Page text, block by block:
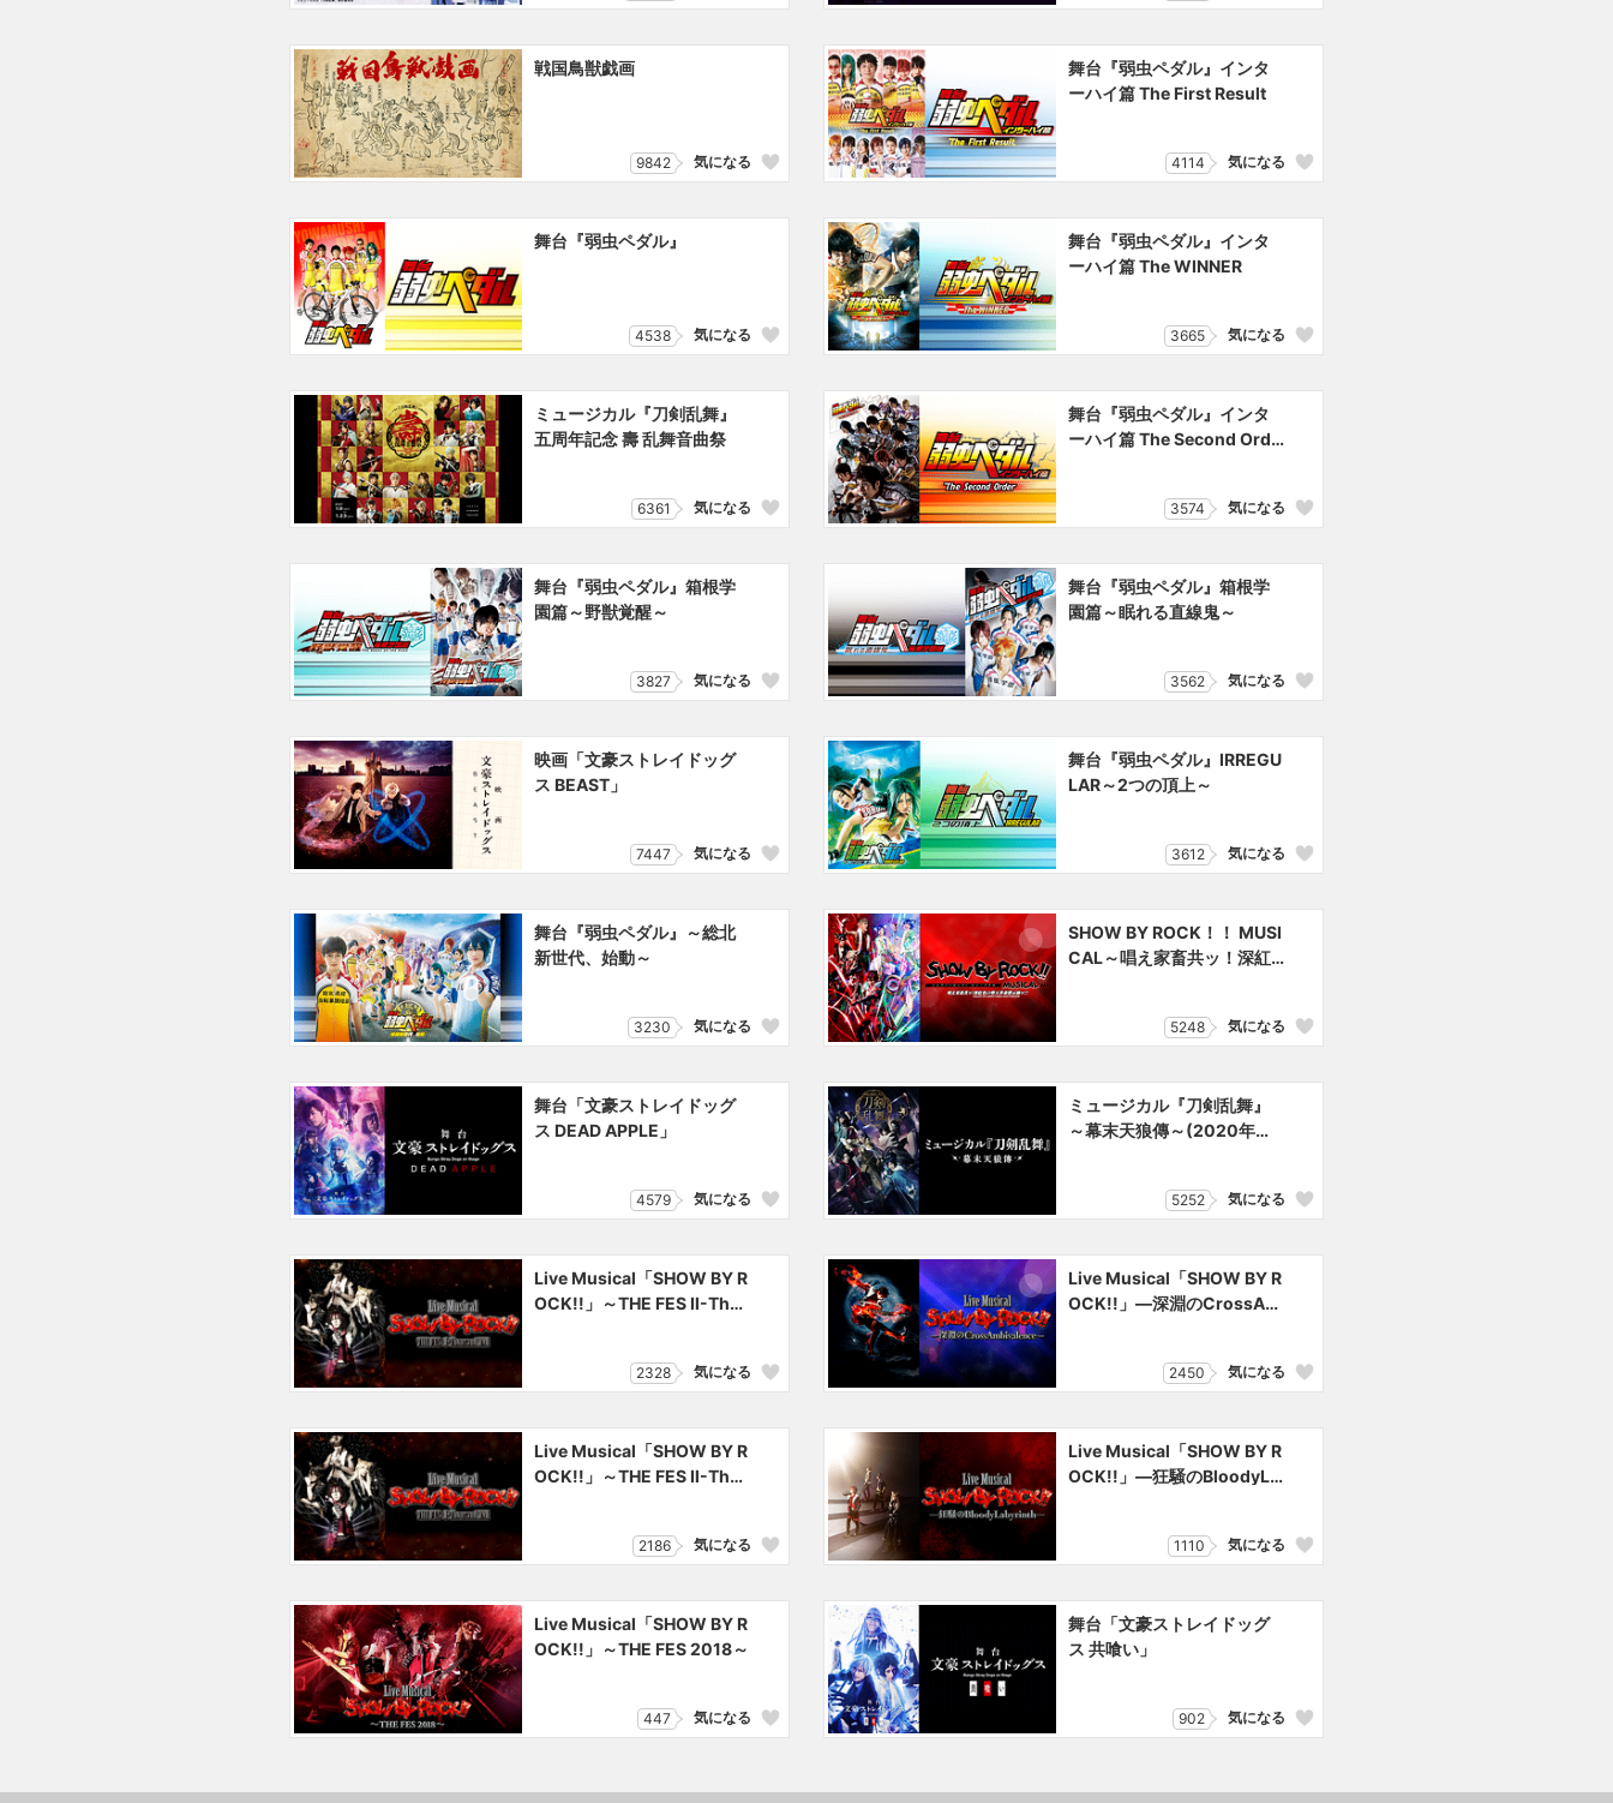
戦国鳥獣戯画
9842 気になる
舞台『弱虫ペダル』インタ
ーハイ篇 The First Result
4114 気になる
舞台『弱虫ペダル』
4538 気になる
舞台『弱虫ペダル』インタ
ーハイ篇 The WINNER
3665 気になる
ミュージカル『刀剣乱舞』
五周年記念 壽 乱舞音曲祭
6361 気になる
舞台『弱虫ペダル』インタ
ーハイ篇 The Second Orde
3574 気になる
舞台『弱虫ペダル』箱根学
園篇～野獣覚醒～
3827 気になる
舞台『弱虫ペダル』箱根学
園篇～眠れる直線鬼～
3562 気になる
映画「文豪ストレイドッグ
ス BEAST」
7447 気になる
舞台『弱虫ペダル』IRREGU
LAR～2つの頂上～
3612 気になる
舞台『弱虫ペダル』～総北
新世代、始動～
3230 気になる
SHOW BY ROCK！！ MUSI
CAL～唱え家畜共ッ！深紅
5248 気になる
舞台「文豪ストレイドッグ
ス DEAD APPLE」
4579 気になる
ミュージカル『刀剣乱舞』
～幕末天狼傳～(2020年公
5252 気になる
Live Musical「SHOW BY R
OCK!!」～THE FES Ⅱ-Tho
2328 気になる
Live Musical「SHOW BY R
OCK!!」―深淵のCrossAm
2450 気になる
Live Musical「SHOW BY R
OCK!!」～THE FES Ⅱ-Tho
2186 気になる
Live Musical「SHOW BY R
OCK!!」―狂騒のBloodyLa
1110 気になる
Live Musical「SHOW BY R
OCK!!」～THE FES 2018～
447 気になる
舞台「文豪ストレイドッグ
ス 共喰い」
902 気になる